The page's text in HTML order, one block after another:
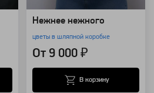
Нежнее нежного
цветы в шляпной коробке
От 9 000 ₽
В корзину